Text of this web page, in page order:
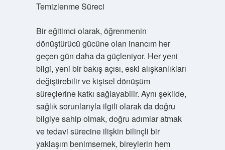
Temizlenme Süreci
Bir eğitimci olarak, öğrenmenin
dönüştürücü gücüne olan inancım her
geçen gün daha da güçleniyor. Her yeni
bilgi, yeni bir bakış açısı, eski alışkanlıkları
değiştirebilir ve kişisel dönüşüm
süreçlerine katkı sağlayabilir. Aynı şekilde,
sağlık sorunlarıyla ilgili olarak da doğru
bilgiye sahip olmak, doğru adımlar atmak
ve tedavi sürecine ilişkin bilinçli bir
yaklaşım benimsemek, bireylerin hem